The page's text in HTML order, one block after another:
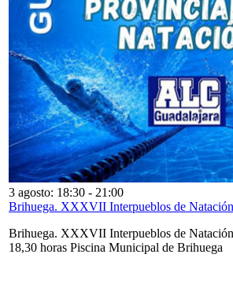
3 agosto: 18:30 - 21:00
Brihuega. XXXVII Interpueblos de Natación
Brihuega. XXXVII Interpueblos de
18,30 horas Piscina Municipal de Brihuega